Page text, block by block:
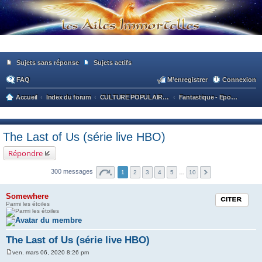
Sujets sans réponse Sujets actifs
FAQ Connexion
M’enregistrer
Accueil Index du forum CULTURE POPULAIRE / CULTURE GENERALE
Fantastique - Epouvante
he
The Last of Us (série live HBO)
Répondre
300 messages 1 2 3 4 5 10
Somewhere
Parmi les étoiles
The Last of Us (série live HBO)
Citation
ven. mars 06, 2020 8:26 pm